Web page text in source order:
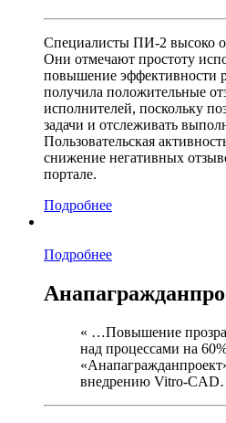
Специалисты ПИ-2 высоко
Они отмечают простоту
повышение эффективности
получила положительные
исполнителей, поскольку
задачи и отслеживать
Пользовательская
снижение негативных
портале.
Подробнее
Подробнее
« …Повышение
над процессами на
внедрению Vitro-